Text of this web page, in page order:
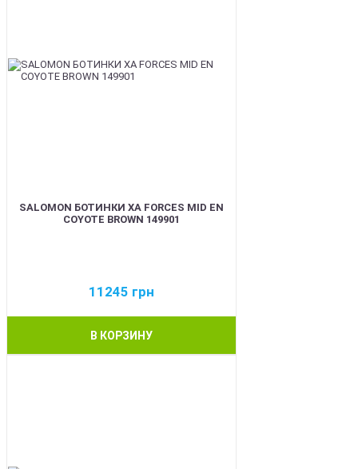
SALOMON БОТИНКИ XA FORCES MID EN
COYOTE BROWN 149901
11245 грн
В КОРЗИНУ